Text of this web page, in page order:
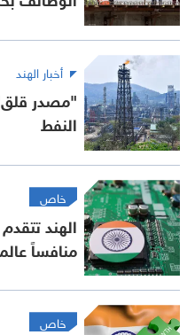
أخبار الهند
"مصدر
النفط
خاص
الهند
منافساً
خاص